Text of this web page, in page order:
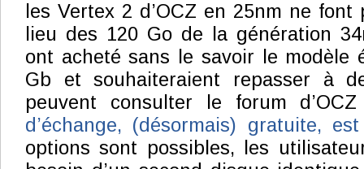
les Vertex 2 d’OCZ en 25nm ne
lieu des 120 Go de la génération
ont acheté sans le savoir le modèle
Gb et souhaiteraient repasser à
peuvent consulter le forum
d’échange, (désormais) gratuite,
options sont possibles, les